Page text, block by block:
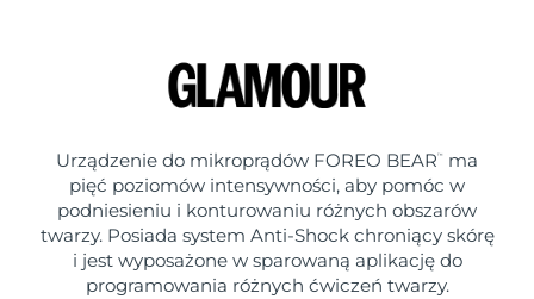
Urządzenie do mikroprądów FOREO BEAR ™
ma
pięć poziomów intensywności, aby pomóc w
podniesieniu i konturowaniu różnych obszarów
twarzy. Posiada system Anti-Shock chroniący skórę
i jest wyposażone w sparowaną aplikację do
programowania różnych ćwiczeń twarzy.